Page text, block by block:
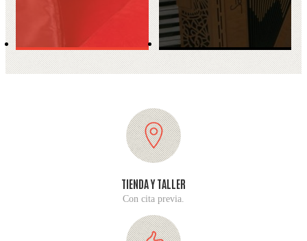
TIENDA Y TALLER
Con cita previa.